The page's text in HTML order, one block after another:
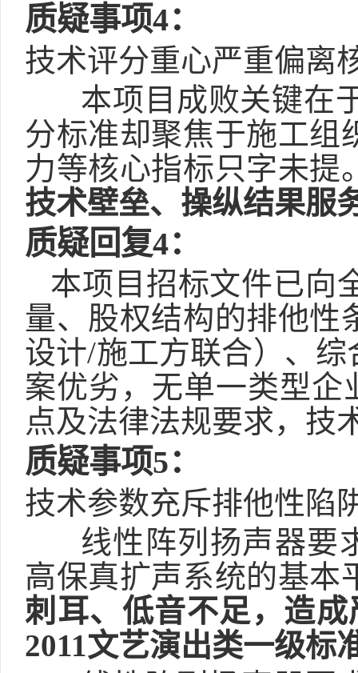
质疑事项4：
技术评分重心严重偏离
本项目成败关键在
分标准却聚焦于施工组
力等核心指标只字未提
技术壁垒、操纵结果服
质疑回复4：
本项目招标文件已向
量、股权结构的排他性
设计/施工方联合）、
案优劣，无单一类型企
点及法律法规要求，技
质疑事项5：
技术参数充斥排他性陷
线性阵列扬声器要
高保真扩声系统的基本
刺耳、低音不足，造
2011文艺演出类一级标